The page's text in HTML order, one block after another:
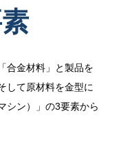
合金材料」と製品を
して原材料を金型に
シン）」の3要素から